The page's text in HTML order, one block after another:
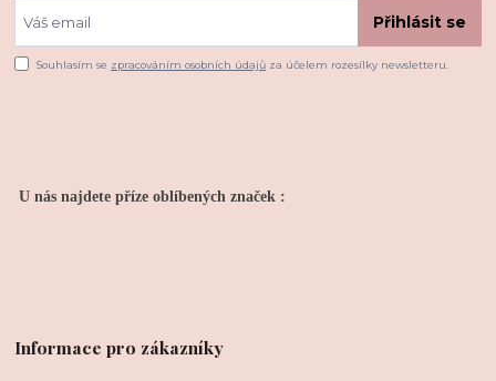
Přihlásit se
Souhlasím se zpracováním osobních údajů za účelem rozesílky newsletteru.
U nás najdete příze oblíbených značek :
Informace pro zákazníky